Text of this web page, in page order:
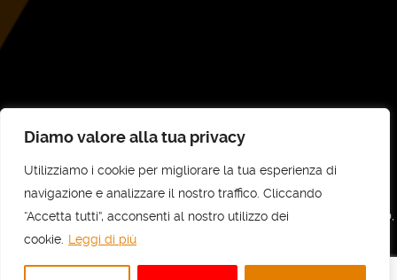
Diamo valore alla tua privacy
Utilizziamo i cookie per migliorare la tua esperienza di
navigazione e analizzare il nostro traffico. Cliccando
“Accetta tutti”, acconsenti al nostro utilizzo dei
cookie. Leggi di più
© UNI-COM STP SRL
UNI-COM STP SRL - Sede legale e amministrativa: Via Vittorio Veneto, 30,
10073 Ciriè (TO) - C.F e P.IVA: 11737700010 - REA: TO - 1236818
Privacy